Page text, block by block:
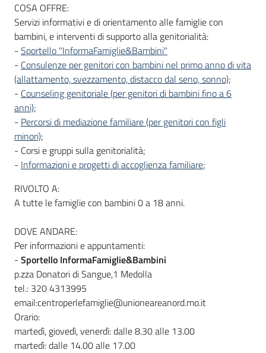
COSA OFFRE:
Servizi informativi e di orientamento alle famiglie con
bambini, e interventi di supporto alla genitorialità:
- Sportello "InformaFamiglie&Bambini"
- Consulenze per genitori con bambini nel primo anno di vita
(allattamento, svezzamento, distacco dal seno, sonno);
- Counseling genitoriale (per genitori di bambini fino a 6
anni);
- Percorsi di mediazione familiare (per genitori con figli
minori);
- Corsi e gruppi sulla genitorialità;
- Informazioni e progetti di accoglienza familiare;
RIVOLTO A:
A tutte le famiglie con bambini 0 a 18 anni.
DOVE ANDARE:
Per informazioni e appuntamenti:
- Sportello InformaFamiglie&Bambini
p.zza Donatori di Sangue,1 Medolla
tel.: 320 4313995
email:centroperlefamiglie@unioneareanord.mo.it
Orario:
martedì, giovedì, venerdì: dalle 8.30 alle 13.00
martedì: dalle 14.00 alle 17.00